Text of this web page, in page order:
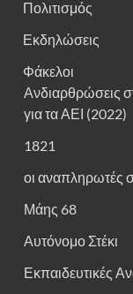
Πολιτισμός
Εκδηλώσεις
Φάκελοι
Ανδιαρθρώσεις
για τα ΑΕΙ (2022)
1821
οι αναπληρωτές
Μάης 68
Αυτόνομο Στέκι
Εκπαιδευτικές